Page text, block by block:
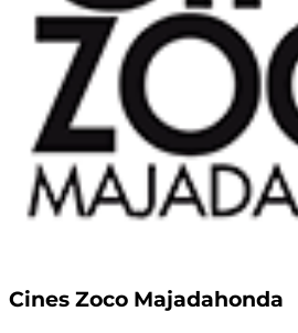
Cines Zoco Majadahonda